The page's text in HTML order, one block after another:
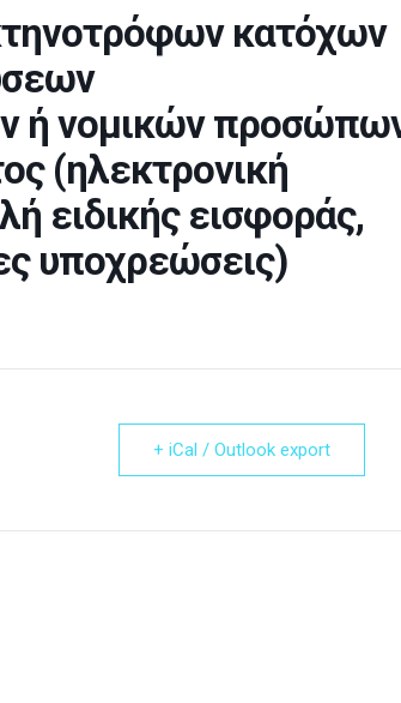
κατόχων
ή νομικών
(ηλεκτρονική
ειδικής εισφοράς,
υποχρεώσεις)
+ iCal / Outlook export